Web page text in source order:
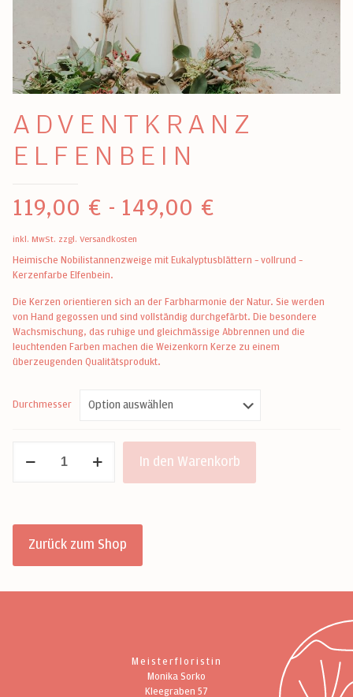
ADVENTKRANZ
ELFENBEIN
119,00 € - 149,00 €
inkl. MwSt. zzgl. Versandkosten
Heimische Nobilistannenzweige mit Eukalyptusblättern – vollrund –
Kerzenfarbe Elfenbein.
Die Kerzen orientieren sich an der Farbharmonie der Natur. Sie werden
von Hand gegossen und sind vollständig durchgefärbt. Die besondere
Wachsmischung, das ruhige und gleichmässige Abbrennen und die
leuchtenden Farben machen die Weizenkorn Kerze zu einem
überzeugenden Qualitätsprodukt.
Durchmesser
Elfenbein
In den Warenkorb
Zurück zum Shop
Meisterfloristin
Monika Sorko
Kleegraben 57